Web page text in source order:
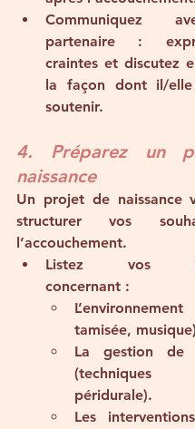
Communiquez
partenaire :
craintes et discutez
la façon dont il/
soutenir.
4. Préparez un
naissance
Un projet de naissance
structurer vos
l’accouchement.
Listez vos
concernant :
tamisée,
La gestion de
(techniques
péridurale).
Les